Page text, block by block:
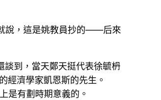
說，這是姚教員抄的——后來
談到，當天鄭天挺代表徐毓枬
經濟學家凱恩斯的先生。
是有劃時期意義的。